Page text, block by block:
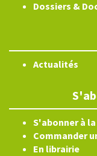
Dossiers &
Actualités
S'abonner à
Commander
En librairie